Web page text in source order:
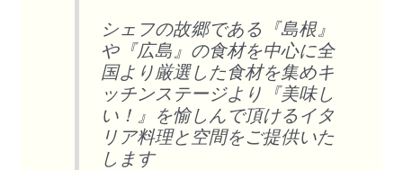
シェフの故郷である『島根』
や『広島』の食材を中心に全
国より厳選した食材を集めキ
ッチンステージより『美味し
い！』を愉しんで頂けるイタ
リア料理と空間をご提供いた
します